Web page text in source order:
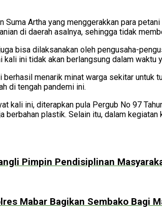
Suma Artha yang menggerakkan para
di daerah asalnya, sehingga tidak
bisa dilaksanakan oleh pengusaha-
kali ini tidak akan berlangsung dalam waktu
berhasil menarik minat warga sekitar untuk
di tengah pandemi ini.
kali ini, diterapkan pula Pergub No 97
berbahan plastik. Selain itu, dalam
Pimpin Pendisiplinan
Mabar Bagikan Sembako Bagi